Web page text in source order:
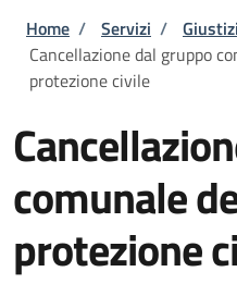
Briciole di
Home / Servizi /
Cancellazione dal gruppo
protezione civile
comunale
protezione